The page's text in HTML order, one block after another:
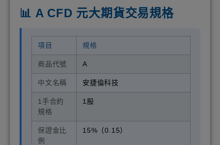
📊 A CFD 元大期貨交易規格
項目 規格
商品代號 A
中文名稱 安捷倫科技
1手合約
規格
1股
保證金比
例
15%（0.15）